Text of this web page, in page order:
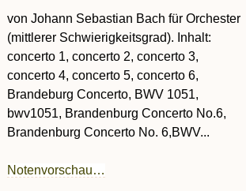
von Johann Sebastian Bach für Orchester
(mittlerer Schwierigkeitsgrad). Inhalt:
concerto 1, concerto 2, concerto 3,
concerto 4, concerto 5, concerto 6,
Brandeburg Concerto, BWV 1051,
bwv1051, Brandenburg Concerto No.6,
Brandenburg Concerto No. 6,BWV...
Notenvorschau…